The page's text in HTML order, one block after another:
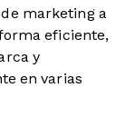
marketing a
eficiente,
y
en varias